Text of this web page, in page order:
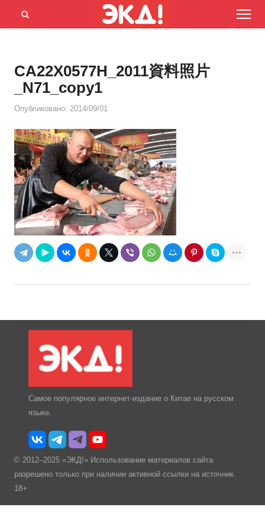
Menu
Открыть
CA22X0577H_2011資料照片
_N71_copy1
Опубликовано: 2014/09/01
Самое популярное интернет-издание о Китае на русском
языке.
© 2012–2025 «ЭКД!» Использование материалов сайта
разрешено только при наличии активной ссылки на источник.
18+